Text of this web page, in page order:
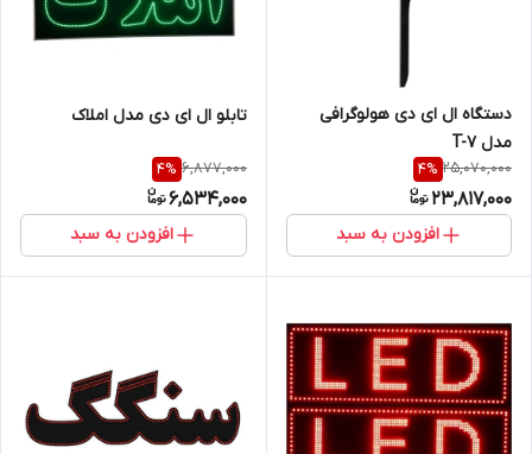
دستگاه ال ای دی هولوگرافی
مدل T-7
25,070,000
4%
23,817,000
افزودن به سبد
تابلو ال ای دی مدل املاک
6,877,000
4%
6,534,000
افزودن به سبد